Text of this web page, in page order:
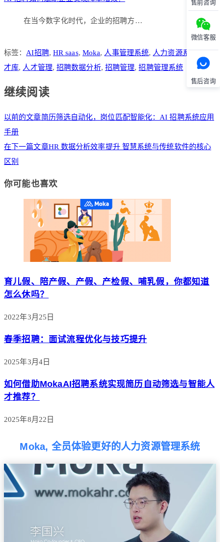
售前咨询
微信客服
售后咨询
在当今数字化时代，企业的招聘方…
标签：AI招聘, HR saas, Moka, 人事管理系统, 人力资源系统,人
才库, 人才管理,招聘数据分析, 招聘管理,招聘管理系统
继续阅读
以前的文章简历筛选自动化，岗位匹配智能化：AI 招聘系统应用
手册
在下一篇文章HR 数据分析效率提升 智慧系统与传统软件的核心
区别
你可能也喜欢
育儿假、陪产假、产假、产检假、哺乳假，你都知道
怎么休吗？
2022年3月25日
春季招聘：面试流程优化与技巧提升
2025年3月4日
如何借助MokaAI招聘系统实现简历自动筛选与智能人
才推荐？
2025年8月22日
Moka, 全员体验更好的人力资源管理系统